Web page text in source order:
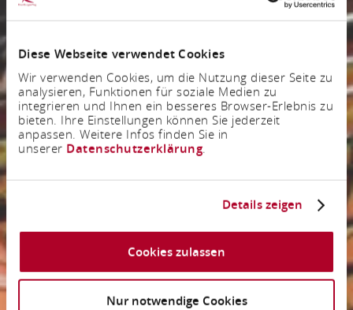
Diese Webseite verwendet Cookies
Wir verwenden Cookies, um die Nutzung dieser Seite zu
analysieren, Funktionen für soziale Medien zu
integrieren und Ihnen ein besseres Browser-Erlebnis zu
bieten. Ihre Einstellungen können Sie jederzeit
anpassen. Weitere Infos finden Sie in
unserer Datenschutzerklärung.
Details zeigen
Cookies zulassen
Nur notwendige Cookies